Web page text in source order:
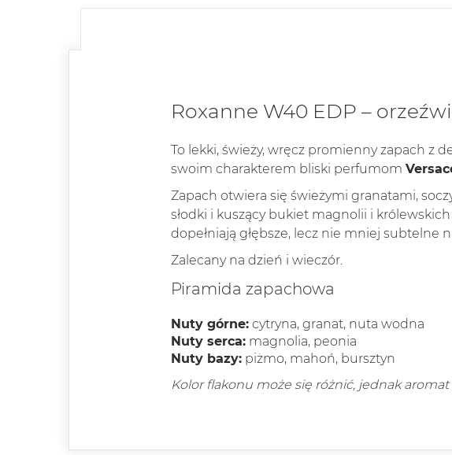
Roxanne W40 EDP –
To lekki, świeży, wręcz promienny zapach z
swoim charakterem bliski perfumom
Zapach otwiera się świeżymi granatami,
słodki i kuszący bukiet magnolii i
dopełniają głębsze, lecz nie mniej subtelne
Zalecany na dzień i wieczór.
Piramida zapachowa
Nuty górne: cytryna, granat, nuta wodna
Nuty serca: magnolia, peonia
Nuty bazy: piżmo, mahoń, bursztyn
Kolor flakonu może się różnić, jednak aromat